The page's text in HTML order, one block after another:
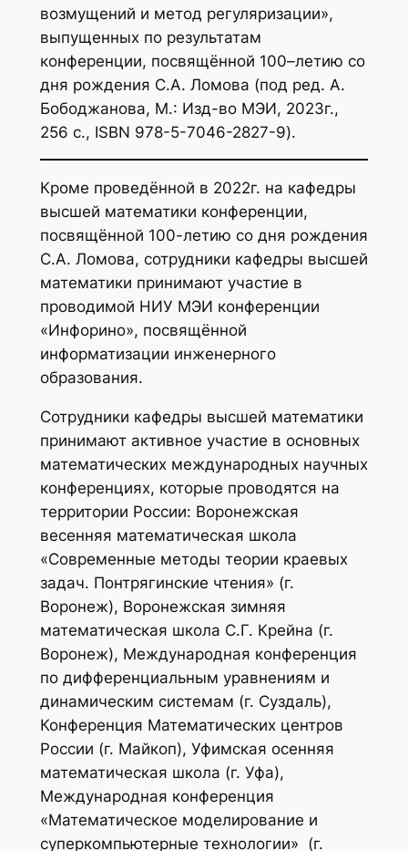
возмущений и метод регуляризации»,
выпущенных по результатам
конференции, посвящённой 100–летию со
дня рождения С.А. Ломова (под ред. А.
Бободжанова, М.: Изд-во МЭИ, 2023г.,
256 с., ISBN 978-5-7046-2827-9).
Кроме проведённой в 2022г. на кафедры
высшей математики конференции,
посвящённой 100-летию со дня рождения
С.А. Ломова, сотрудники кафедры высшей
математики принимают участие в
проводимой НИУ МЭИ конференции
«Инфорино», посвящённой
информатизации инженерного
образования.
Сотрудники кафедры высшей математики
принимают активное участие в основных
математических международных научных
конференциях, которые проводятся на
территории России: Воронежская
весенняя математическая школа
«Современные методы теории краевых
задач. Понтрягинские чтения» (г.
Воронеж), Воронежская зимняя
математическая школа С.Г. Крейна (г.
Воронеж), Международная конференция
по дифференциальным уравнениям и
динамическим системам (г. Суздаль),
Конференция Математических центров
России (г. Майкоп), Уфимская осенняя
математическая школа (г. Уфа),
Международная конференция
«Математическое моделирование и
суперкомпьютерные технологии» (г.